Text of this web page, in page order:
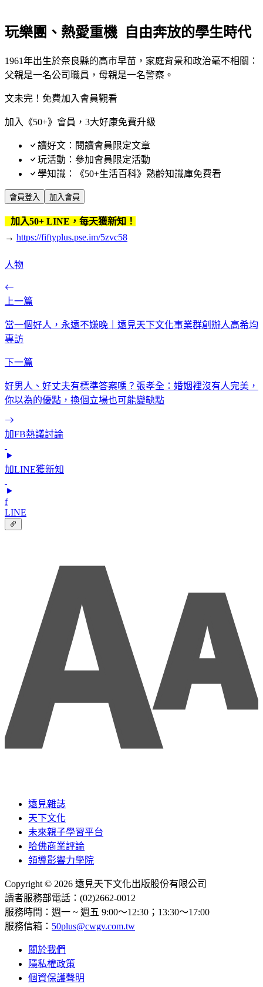
玩樂團、熱愛重機 自由奔放的學生時代
1961年出生於奈良縣的高市早苗，家庭背景和政治毫不相關：
父親是一名公司職員，母親是一名警察。
文未完！免費加入會員觀看
加入《50+》會員，3大好康免費升級
讀好文：閱讀會員限定文章
玩活動：參加會員限定活動
學知識：《50+生活百科》熟齡知識庫免費看
會員登入 加入會員
加入50+ LINE，每天獲新知！
→ https://fiftyplus.pse.im/5zvc58
人物
上一篇
當一個好人，永遠不嫌晚｜遠見天下文化事業群創辦人高希均
專訪
下一篇
好男人、好丈夫有標準答案嗎？張孝全：婚姻裡沒有人完美，
你以為的優點，換個立場也可能變缺點
加FB熱議討論
加LINE獲新知
f
LINE
遠見雜誌
天下文化
未來親子學習平台
哈佛商業評論
領導影響力學院
Copyright © 2026 遠見天下文化出版股份有限公司
讀者服務部電話：(02)2662-0012
服務時間：週一 ~ 週五 9:00～12:30；13:30～17:00
服務信箱： 50plus@cwgv.com.tw
關於我們
隱私權政策
個資保護聲明